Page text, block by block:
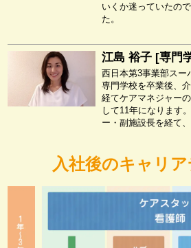
いくか迷っていたの
た。
江島 裕子 [専門
西日本第3事業部スー
専門学校を卒業後、
経てケアマネジャー
して11年になります
ー・副施設長を経て
入社後のキャリ